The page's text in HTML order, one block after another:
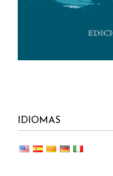
IDIOMAS